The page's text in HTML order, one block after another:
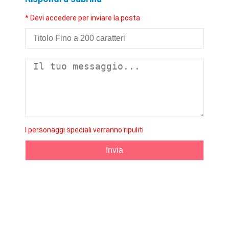
* Devi accedere per inviare la posta
I personaggi speciali verranno ripuliti